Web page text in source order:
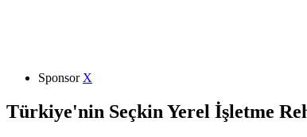
Sponsor X
Türkiye'nin Seçkin Yerel İşletme